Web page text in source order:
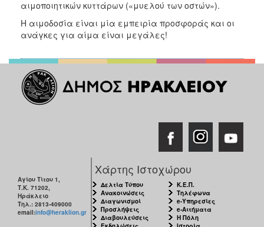
αιμοποιητικών κυττάρων («μυελού των οστών»).
Η αιμοδοσία είναι μία εμπειρία προσφοράς και οι
ανάγκες για αίμα είναι μεγάλες!
Αγίου Τίτου 1,
Τ.Κ. 71202,
Ηράκλειο
Τηλ.: 2813-409000
email:info@heraklion.gr
Χάρτης Ιστοχώρου
Δελτία Τύπου
Ανακοινώσεις
Διαγωνισμοί
Προσλήψεις
Διαβουλεύσεις
Κ.Ε.Π.
Τηλέφωνα
e-Υπηρεσίες
e-Αιτήματα
Η Πόλη